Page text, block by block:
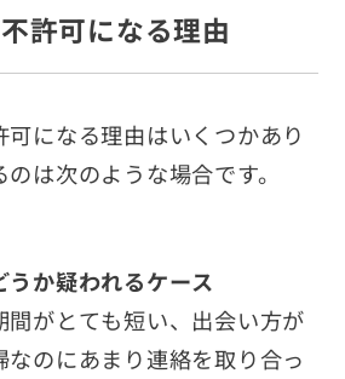
許可になる理由
になる理由はいくつかあり
は次のような場合です。
か疑われるケース
がとても短い、出会い方が
なのにあまり連絡を取り合っ